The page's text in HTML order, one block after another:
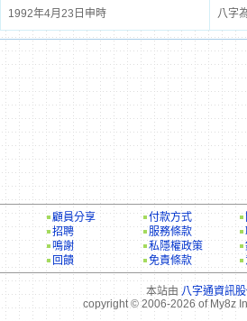
1992年4月23日申時 八字
顧員分享 付款方式
招聘 服務條款
鳴謝 私隱權政策
回饋 免責條款
本站由 八字通資訊
copyright © 2006-2026 of My8z